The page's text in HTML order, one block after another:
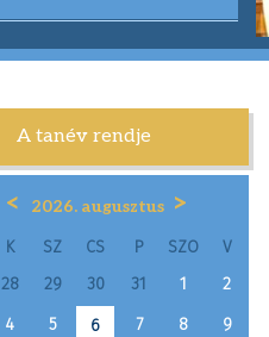
A tanév rendje
< 2026. augusztus >
K SZ CS P SZO
V
28 29 30 31 1
2
4 5 6 7 8 9